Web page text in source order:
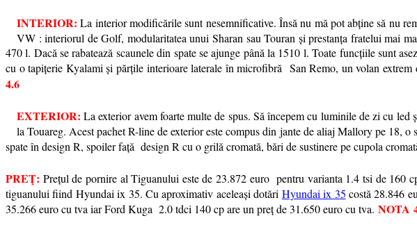
INTERIOR:La interior modificările sunt nesemnificative. Însă nu mă pot abține să nu
VW : interiorul de Golf, modularitatea unui Sharan sau Touran și prestanța fratelui mai
470 l. Dacă se rabatează scaunele din spate se ajunge până la 1510 l. Toate funcțiile sunt
cu o tapițerie Kyalami și părțile interioare laterale în microfibră San Remo, un volan
4.6
EXTERIOR:La exterior avem foarte multe de spus. Să începem cu luminile de zi cu
la Touareg. Acest pachet R-line de exterior este compus din jante de aliaj Mallory pe 18,
spate în design R, spoiler față design R cu o grilă cromată, bări de sustinere pe cupola
PREŢ: Prețul de pornire al Tiguanului este de 23.872 euro pentru varianta 1.4 tsi de 160
tiguanului fiind Hyundai ix 35. Cu aproximativ aceleași dotări Hyundai ix 35 costă 28.846
35.266 euro cu tva iar Ford Kuga 2.0 tdci 140 cp are un preț de 31.650 euro cu tva. NOTA